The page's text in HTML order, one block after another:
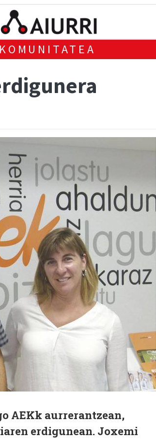
KOMUNITATEA
AEKk aurrerantzean,
erdigunean. Joxemi